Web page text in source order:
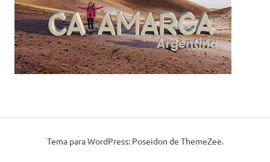
Tema para WordPress: Poseidon de ThemeZee.